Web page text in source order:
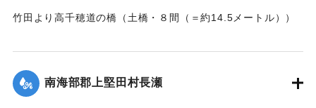
竹田より高千穂道の橋（土橋・８間（＝約14.5メートル））
｜固有コード: 002680201
南海部郡上堅田村長瀬